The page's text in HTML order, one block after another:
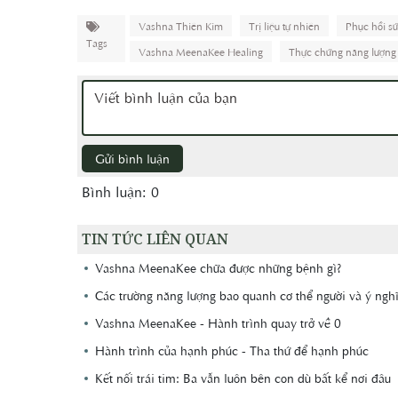
Tags
Vashna Thiên Kim Trị liệu tự nhiên Phục hồi
Vashna MeenaKee Healing
Thực chứng năng lượng
Gửi bình luận
Bình luận: 0
TIN TỨC LIÊN QUAN
Vashna MeenaKee chữa được những bệnh gì?
Các trường năng lượng bao quanh cơ thể người và ý
Vashna MeenaKee - Hành trình quay trở về 0
Hành trình của hạnh phúc - Tha thứ để hạnh phúc
Kết nối trái tim: Ba vẫn luôn bên con dù bất kể nơi đâu